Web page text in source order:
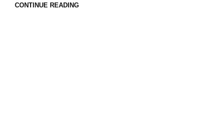
CONTINUE READING